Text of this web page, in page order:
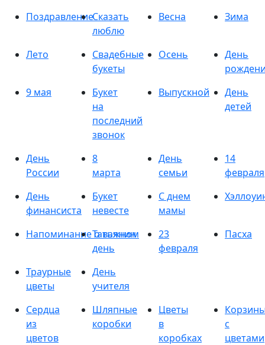
ПоздравлениеСказать
люблю
Весна Зима
Лето
Свадебные
букеты
Осень
День
9 мая
Букет
на
последний
звонок
Выпускной
День
детей
День
России
8
марта
День
семьи
14
февраля
День
финансиста
Букет
невесте
С днем
мамы
Напоминание о важном
Татьянин
день
23
февраля
Пасха
Траурные
цветы
День
учителя
Сердца
из
цветов
Шляпные
коробки
Цветы
в
коробках
с
цветами